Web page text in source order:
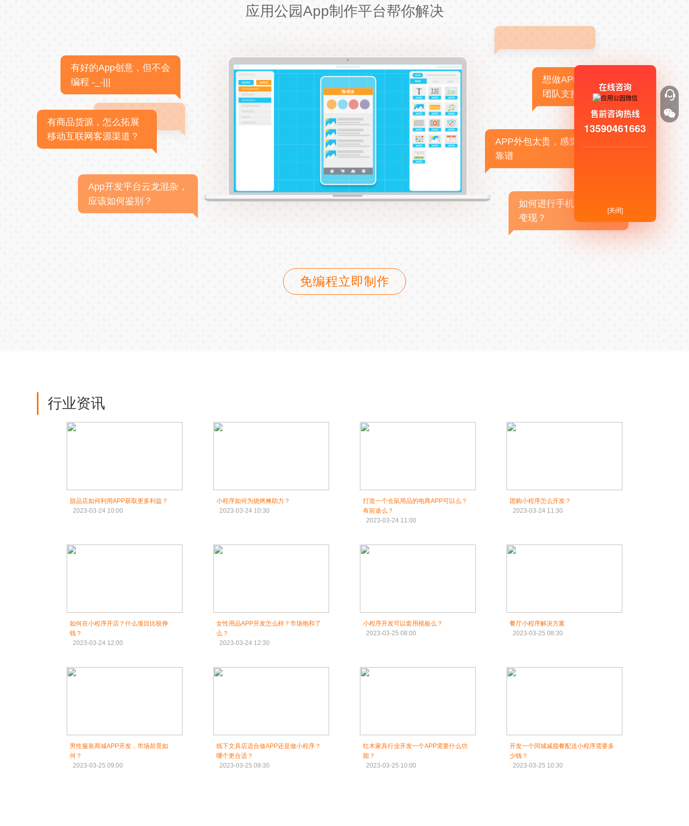
应用公园App制作平台帮你解决
有好的App创意，但不会
编程 -_-|||
有商品货源，怎么拓展
移动互联网客源渠道？
App开发平台云龙混杂，
应该如何鉴别？
想做APP，但没有技术
团队支持
APP外包太贵，感觉不
靠谱
如何进行手机APP商业
变现？
免编程立即制作
行业资讯
甜品店如何利用APP获取更多利益？
2023-03-24 10:00
小程序如何为烧烤摊助力？
2023-03-24 10:30
打造一个仓鼠用品的电商APP可以么？
有前途么？
2023-03-24 11:00
团购小程序怎么开发？
2023-03-24 11:30
如何在小程序开店？什么项目比较挣
钱？
2023-03-24 12:00
女性用品APP开发怎么样？市场饱和了
么？
2023-03-24 12:30
小程序开发可以套用模板么？
2023-03-25 08:00
餐厅小程序解决方案
2023-03-25 08:30
男性服装商城APP开发，市场前景如
何？
2023-03-25 09:00
线下文具店适合做APP还是做小程序？
哪个更合适？
2023-03-25 09:30
红木家具行业开发一个APP需要什么功
能？
2023-03-25 10:00
开发一个同城减脂餐配送小程序需要多
少钱？
2023-03-25 10:30
在线咨询
售前咨询热线
13590461663
[关闭]